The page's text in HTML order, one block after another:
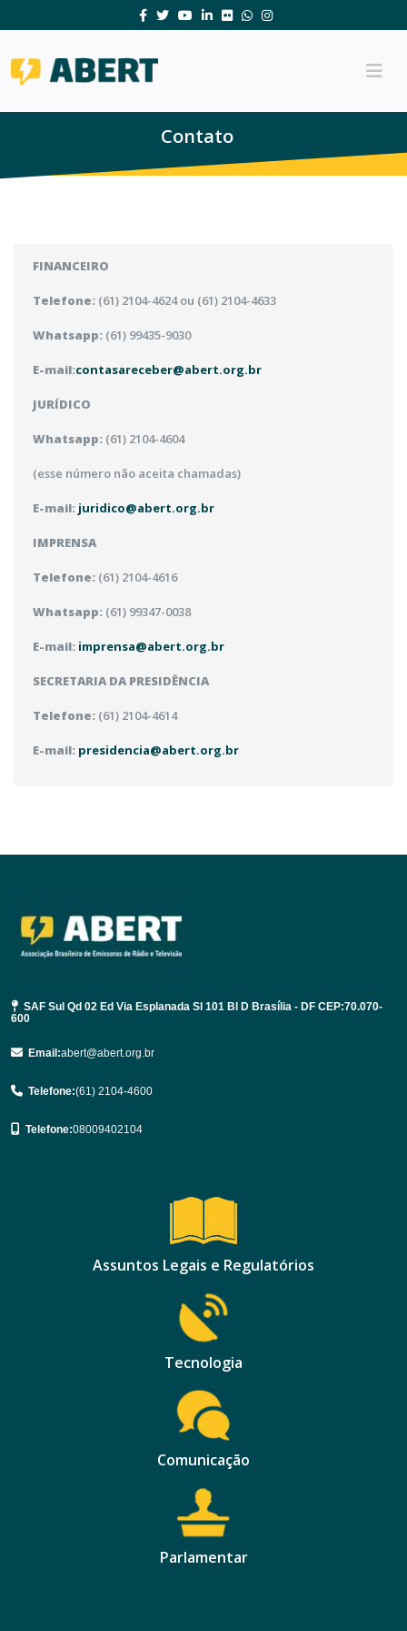
Contato
FINANCEIRO
Telefone: (61) 2104-4624 ou (61) 2104-4633
Whatsapp: (61) 99435-9030
E-mail:contasareceber@abert.org.br
JURÍDICO
Whatsapp: (61) 2104-4604
(esse número não aceita chamadas)
E-mail: juridico@abert.org.br
IMPRENSA
Telefone: (61) 2104-4616
Whatsapp: (61) 99347-0038
E-mail: imprensa@abert.org.br
SECRETARIA DA PRESIDÊNCIA
Telefone: (61) 2104-4614
E-mail: presidencia@abert.org.br
SAF Sul Qd 02 Ed Via Esplanada Sl 101 Bl D Brasília - DF CEP:70.070-
600
Email:abert@abert.org.br
Telefone:(61) 2104-4600
Telefone:08009402104
Assuntos Legais e Regulatórios
Tecnologia
Comunicação
Parlamentar